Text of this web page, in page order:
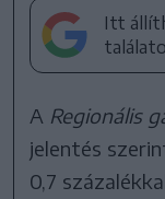
Itt
A Regionális
jelentés
0,7